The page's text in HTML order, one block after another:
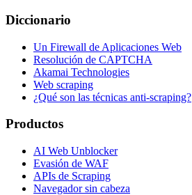
Diccionario
Un Firewall de Aplicaciones Web
Resolución de CAPTCHA
Akamai Technologies
Web scraping
¿Qué son las técnicas anti-scraping?
Productos
AI Web Unblocker
Evasión de WAF
APIs de Scraping
Navegador sin cabeza